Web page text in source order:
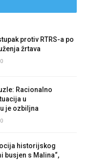
protiv RTRS-a po
žrtava
0
Racionalno
u
je ozbiljna
0
historijskog
busjen s Malina“,